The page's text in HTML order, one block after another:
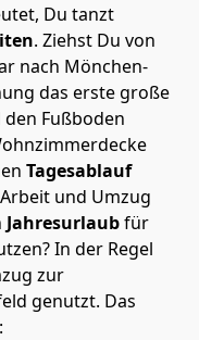
Du tanzt
. Ziehst Du von
nach Mönchen­
das erste große
den Fußboden
Tagesablauf
Arbeit und Umzug
Jahresurlaubfür
In der Regel
zur
genutzt. Das
: